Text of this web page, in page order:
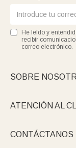
He leído y
recibir
correo electrónico.
SOBRE
ATENCIÓN AL
CONTÁCTANOS